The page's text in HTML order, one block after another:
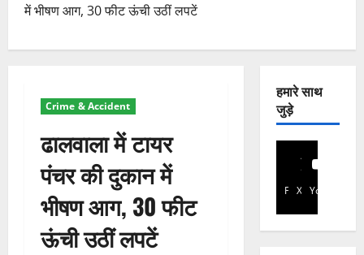
में भीषण आग, 30 फीट ऊंची उठीं लपटें
Crime & Accident
ढालवाला में टायर
पंचर की दुकान में
भीषण आग, 30 फीट
ऊंची उठीं लपटें
हमारे साथ
जुड़े
Facebook
X YouTube